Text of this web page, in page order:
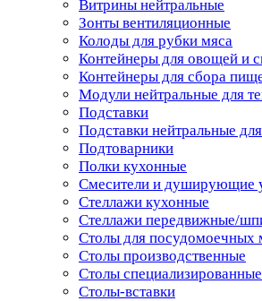
Витрины нейтральные
Зонты вентиляционные
Колоды для рубки мяса
Контейнеры для овощей и
Контейнеры для сбора
Модули нейтральные для
Подставки
Подставки нейтральные
Подтоварники
Полки кухонные
Смесители и душирующие
Стеллажи кухонные
Стеллажи передвижные/
Столы для посудомоечных
Столы производственные
Столы специализированные
Столы-вставки